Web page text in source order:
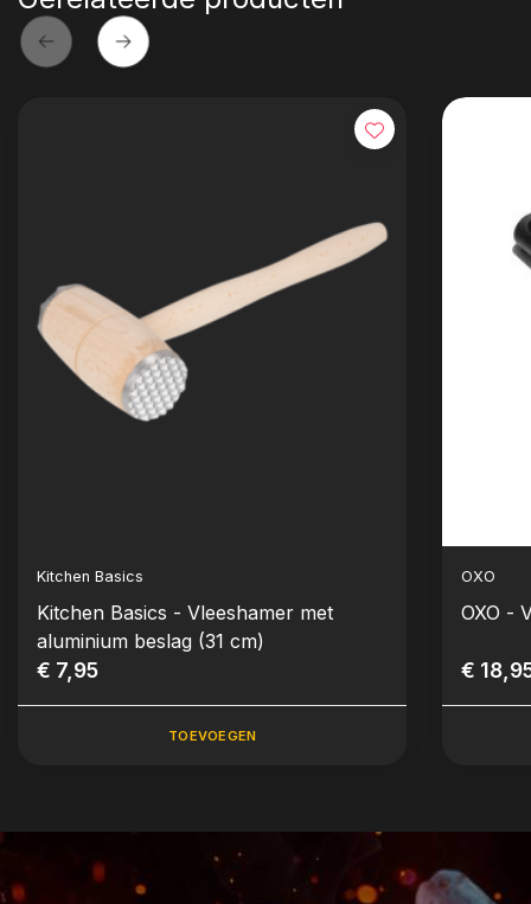
Kitchen Basics
Kitchen Basics - Vleeshamer met
aluminium beslag (31 cm)
€ 7,95
TOEVOEGEN
OXO
OXO -
€